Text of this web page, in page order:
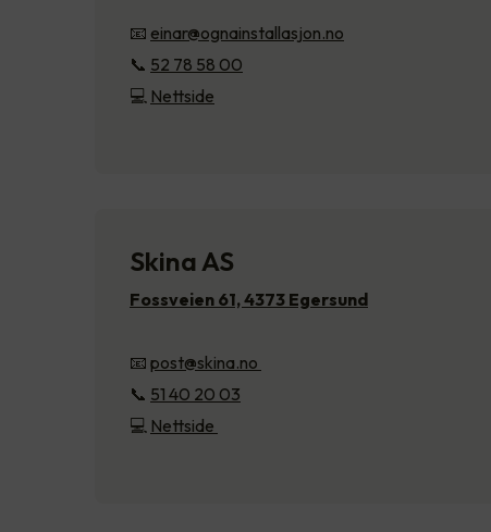
📧 einar@ognainstallasjon.no
📞 52 78 58 00
💻 Nettside
Skina AS
Fossveien 61, 4373 Egersund
📧 post@skina.no
📞 51 40 20 03
💻 Nettside